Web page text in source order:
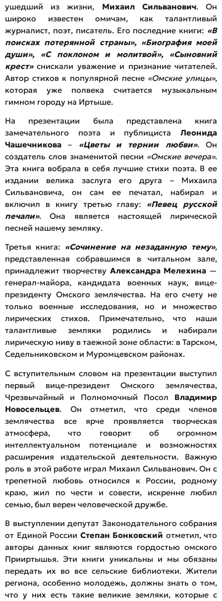
ушедший из жизни, Михаил Сильванович. Он
широко известен омичам, как талантливый
журналист, поэт, писатель. Его последние книги: «В
поисках потерянной страны», «Биография моей
души», «С поклоном и молитвой», «Сыновний
крест»снискали уважение и признание читателей.
Автор стихов к популярной песне «Омские улицы»,
которая уже полвека считается музыкальным
гимном городу на Иртыше.
На презентации была представлена книга
замечательного поэта и публициста Леонида
Чашечникова – «Цветы и тернии любви». Он
создатель слов знаменитой песни «Омские вечера».
Эта книга вобрала в себя лучшие стихи поэта. В ее
издании велика заслуга его друга – Михаила
Сильвановича, он сам ее печатал, набирал и
включил в книгу третью главу: «Певец русской
печали». Она является настоящей лирической
песней нашему земляку.
Третья книга: «Сочинение на незаданную тему»,
представленная собравшимся в читальном зале,
принадлежит творчеству Александра Мелехина—
генерал-майора, кандидата военных наук, вице-
президенту Омского землячества. На его счету не
только военные исследования, но и множество
лирических стихов. Примечательно, что наши
талантливые земляки родились и набирали
лирическую ниву в таежной зоне области: в Тарском,
Седельниковском и Муромцевском районах.
С вступительным словом на презентации выступил
первый вице-президент Омского землячества,
Чрезвычайный и Полномочный Посол Владимир
Новосельцев. Он отметил, что среди членов
землячества все ярче проявляется творческая
атмосфера, что говорит об огромном
интеллектуальном потенциале и возможностях
расширения издательской деятельности. Важную
роль в этой работе играл Михаил Сильванович. Он с
трепетной любовь относился к России, родному
краю, жил по чести и совести, искренне любил
семью, был верен человеческой дружбе.
В выступлении депутат Законодательного собрания
от Единой России Степан Бонковский отметил, что
авторы данных книг являются гордостью омского
Прииртышья. Эти книги уникальны и мы обязаны
передать их во все сельские библиотеки. Жители
региона, особенно молодежь, должны знать о том,
что у них есть такие великие земляки, которые с